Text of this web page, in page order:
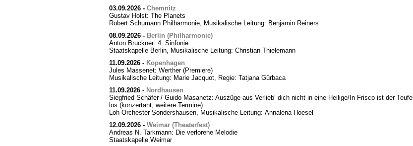
03.09.2026- Chemnitz
Gustav Holst: The Planets
Robert Schumann Philharmonie, Musikalische Leitung: Benjamin Reiners
08.09.2026- Berlin (Philharmonie)
Anton Bruckner: 4. Sinfonie
Staatskapelle Berlin, Musikalische Leitung: Christian Thielemann
11.09.2026- Kopenhagen
Jules Massenet: Werther (Premiere)
Musikalische Leitung: Marie Jacquot, Regie: Tatjana Gürbaca
11.09.2026- Nordhausen
Siegfried Schäfer / Guido Masanetz: Auszüge aus Verlieb‘ dich nicht in eine Heilige/In Frisco ist der Teufel
los (konzertant, weitere Termine)
Loh-Orchester Sondershausen, Musikalische Leitung: Annalena Hoesel
12.09.2026- Weimar (Theaterfest)
Andreas N. Tarkmann: Die verlorene Melodie
Staatskapelle Weimar